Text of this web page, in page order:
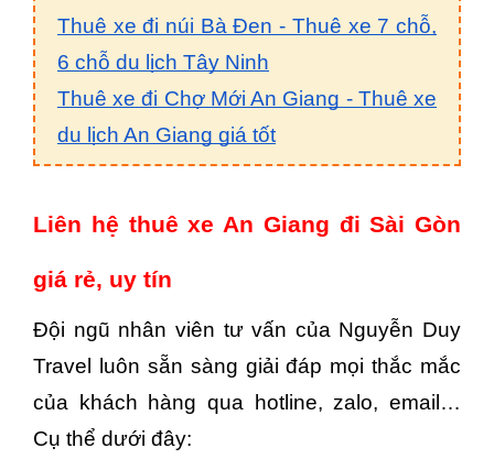
Thuê xe đi núi Bà Đen - Thuê xe 7 chỗ,
6 chỗ du lịch Tây Ninh
Thuê xe đi Chợ Mới An Giang - Thuê xe
du lịch An Giang giá tốt
Liên hệ thuê xe An Giang đi Sài Gòn
giá rẻ, uy tín
Đội ngũ nhân viên tư vấn của Nguyễn Duy
Travel luôn sẵn sàng giải đáp mọi thắc mắc
của khách hàng qua hotline, zalo, email…
Cụ thể dưới đây: